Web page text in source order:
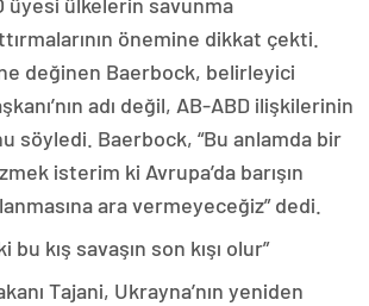
önemine dikkat çekti.
değinen Baerbock, belirleyici
adı değil, AB-ABD ilişkilerinin
söyledi. Baerbock, “Bu anlamda bir
isterim ki Avrupa’da barışın
ara vermeyeceğiz” dedi.
kış savaşın son kışı olur”
Tajani, Ukrayna’nın yeniden